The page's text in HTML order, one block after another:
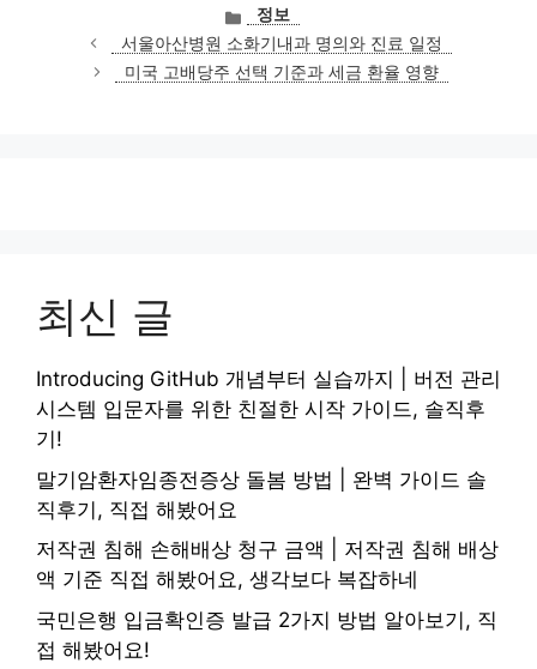
카
테
고
리
정보
서울아산병원 소화기내과 명의와 진료 일정
미국 고배당주 선택 기준과 세금 환율 영향
최신 글
Introducing GitHub 개념부터 실습까지 | 버전 관리
시스템 입문자를 위한 친절한 시작 가이드, 솔직후
기!
말기암환자임종전증상 돌봄 방법 | 완벽 가이드 솔
직후기, 직접 해봤어요
저작권 침해 손해배상 청구 금액 | 저작권 침해 배상
액 기준 직접 해봤어요, 생각보다 복잡하네
국민은행 입금확인증 발급 2가지 방법 알아보기, 직
접 해봤어요!